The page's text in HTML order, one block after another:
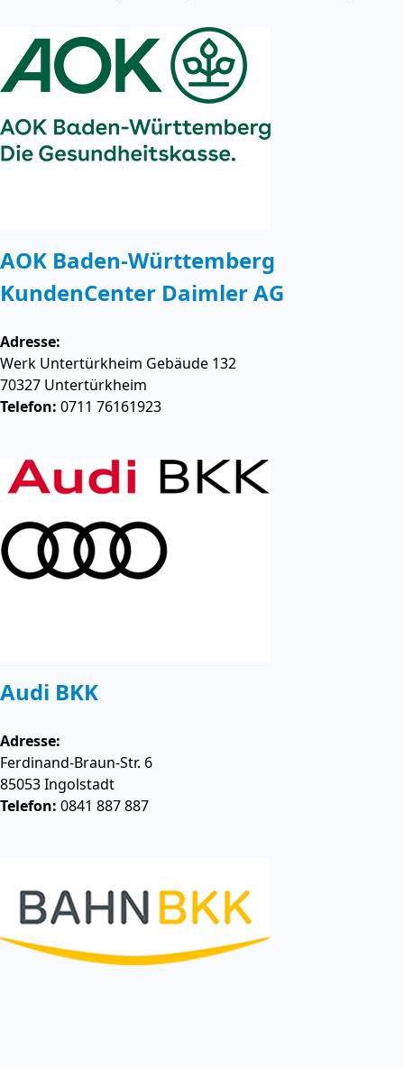
AOK Baden-Württemberg
KundenCenter Daimler AG
Adresse:
Werk Untertürkheim Gebäude 132
70327 Untertürkheim
Telefon: 0711 76161923
Audi BKK
Adresse:
Ferdinand-Braun-Str. 6
85053Ingolstadt
Telefon: 0841 887 887